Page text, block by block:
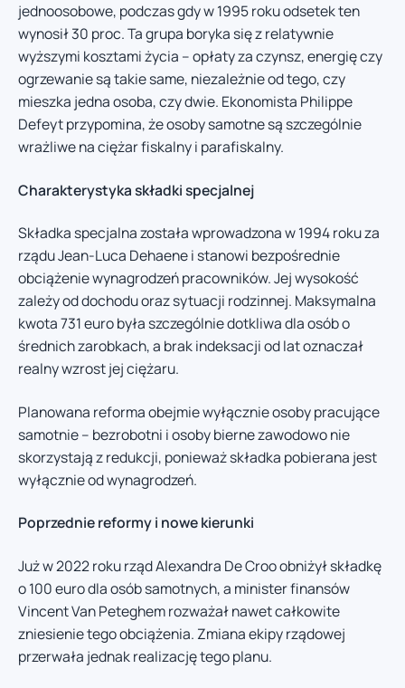
jednoosobowe, podczas gdy w 1995 roku odsetek ten
wynosił 30 proc. Ta grupa boryka się z relatywnie
wyższymi kosztami życia – opłaty za czynsz, energię czy
ogrzewanie są takie same, niezależnie od tego, czy
mieszka jedna osoba, czy dwie. Ekonomista Philippe
Defeyt przypomina, że osoby samotne są szczególnie
wrażliwe na ciężar fiskalny i parafiskalny.
Charakterystyka składki specjalnej
Składka specjalna została wprowadzona w 1994 roku za
rządu Jean-Luca Dehaene i stanowi bezpośrednie
obciążenie wynagrodzeń pracowników. Jej wysokość
zależy od dochodu oraz sytuacji rodzinnej. Maksymalna
kwota 731 euro była szczególnie dotkliwa dla osób o
średnich zarobkach, a brak indeksacji od lat oznaczał
realny wzrost jej ciężaru.
Planowana reforma obejmie wyłącznie osoby pracujące
samotnie – bezrobotni i osoby bierne zawodowo nie
skorzystają z redukcji, ponieważ składka pobierana jest
wyłącznie od wynagrodzeń.
Poprzednie reformy i nowe kierunki
Już w 2022 roku rząd Alexandra De Croo obniżył składkę
o 100 euro dla osób samotnych, a minister finansów
Vincent Van Peteghem rozważał nawet całkowite
zniesienie tego obciążenia. Zmiana ekipy rządowej
przerwała jednak realizację tego planu.